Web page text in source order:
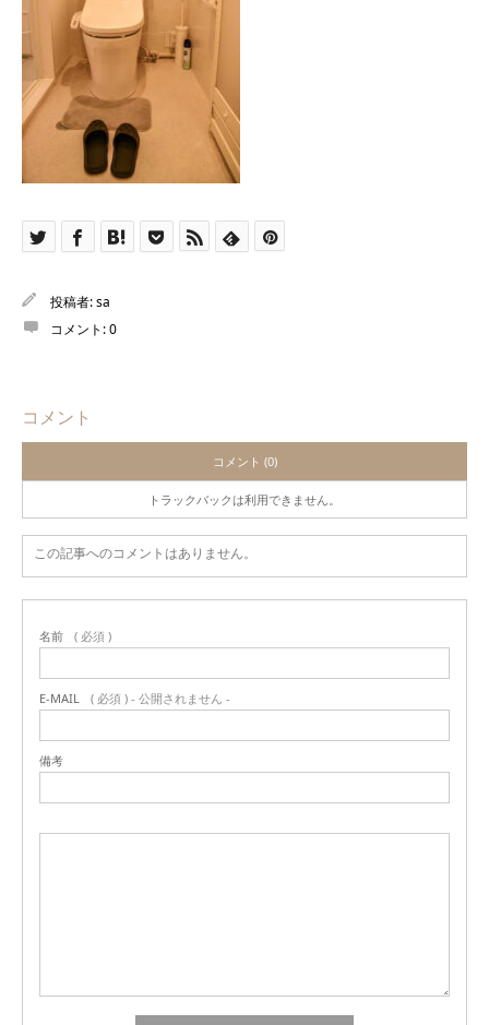
投稿者:sa
コメント:0
コメント
コメント (0)
トラックバックは利用できません。
この記事へのコメントはありません。
名前 ( 必須 )
E-MAIL ( 必須 ) - 公開されません -
備考